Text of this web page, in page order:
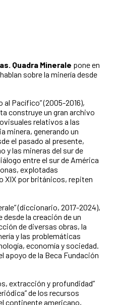
Quadra Minerale pone en
sobre la minería desde
al Pacífico” (2005-2016),
construye un gran archivo
relativos a las
minera, generando un
el pasado al presente,
y las mineras del sur de
entre el sur de América
explotadas
XIX por británicos, repiten
(diccionario, 2017-2024),
la creación de un
de diversas obras, la
y las problemáticas
economía y sociedad.
apoyo de la Beca Fundación
extracción y profundidad”
de los recursos
continente americano,